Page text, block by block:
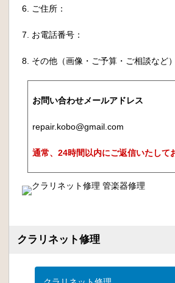
6. ご住所：
7. お電話番号：
8. その他（画像・ご予算・ご相談など）
お問い合わせメールアドレス
repair.kobo@gmail.com
通常、24時間以内にご返信いたして
クラリネット修理